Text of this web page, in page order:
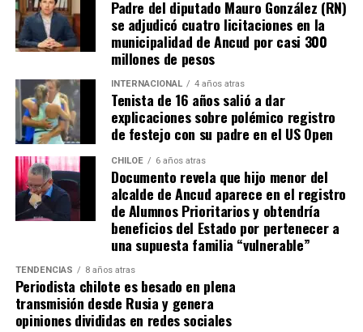
desarrollo local.
“Seguimos trabajando con esperanza, pero sin
, concluyó el alcalde de Quemchi, reflejando el
sentimiento generalizado entre los ediles de Chiloé ante
la disminución de recursos provenientes de la Subdere.
Padre del diputado Mauro González (RN)
se adjudicó cuatro licitaciones en la
municipalidad de Ancud por casi 300
millones de pesos
INTERNACIONAL 4 años atras
Tenista de 16 años salió a dar
explicaciones sobre polémico registro
de festejo con su padre en el US Open
CHILOE 6 años atras
Documento revela que hijo menor del
alcalde de Ancud aparece en el registro
de Alumnos Prioritarios y obtendría
beneficios del Estado por pertenecer a
una supuesta familia “vulnerable”
TENDENCIAS 8 años atras
Periodista chilote es besado en plena
transmisión desde Rusia y genera
opiniones divididas en redes sociales